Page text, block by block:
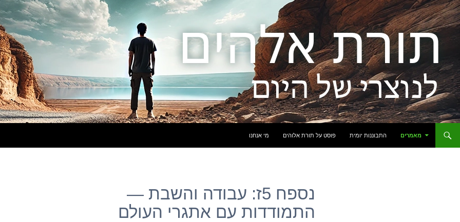
מאמרים
התבוננות יומית פוסט על תורת אלוהים מי אנחנו
נספח 5ז: עבודה והשבת —
התמודדות עם אתגרי העולם